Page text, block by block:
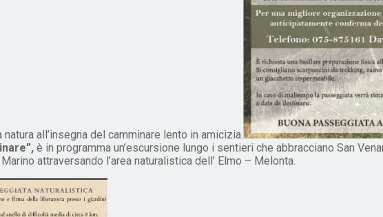
all’insegna del camminare lento in amicizia.
è in programma un’escursione lungo i sentieri che abbracciano San
attraversando l’area naturalistica dell’ Elmo – Melonta.